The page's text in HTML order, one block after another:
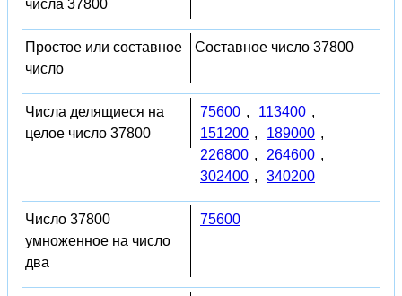
числа 37800
Простое или составное
число
Составное число 37800
Числа делящиеся на
целое число 37800
75600 , 113400 ,
151200 , 189000 ,
226800 , 264600 ,
302400 , 340200
Число 37800
умноженное на число
два
75600